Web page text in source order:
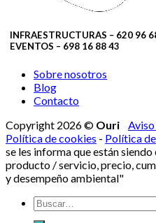
INFRAESTRUCTURAS – 620 96
EVENTOS – 698 16 88 43
Sobre nosotros
Blog
Contacto
Copyright 2026 © Ouri
Política de cookies - Política
se les informa que están
producto / servicio, precio,
y desempeño ambiental"